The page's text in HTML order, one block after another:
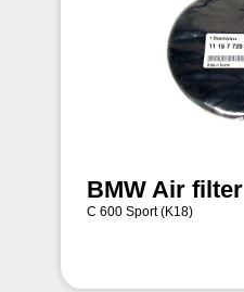
BMW Air filter
C 600 Sport (K18)